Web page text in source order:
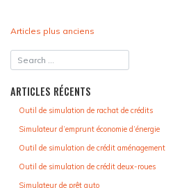
NAVIGATION
DES
ARTICLES
Articles plus anciens
ARTICLES RÉCENTS
Outil de simulation de rachat de crédits
Simulateur d’emprunt économie d’énergie
Outil de simulation de crédit aménagement
Outil de simulation de crédit deux-roues
Simulateur de prêt auto